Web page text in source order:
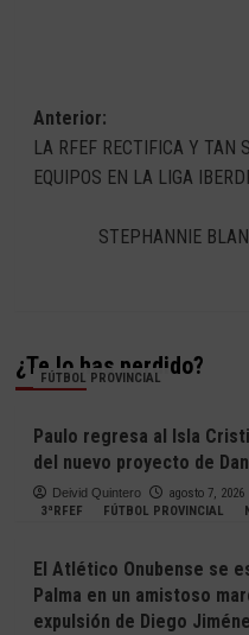
Navegación
de
entradas
Anterior:
LA RFEF RECTIFICA Y TAN
EQUIPOS EN LA LIGA
STEPHANNIE
¿Te lo has perdido?
FÚTBOL PROVINCIAL
Paulo regresa al Isla
del nuevo proyecto de
Deivid Quintero
agosto 7, 2026
3ªRFEF
FÚTBOL PROVINCIAL
El Atlético Onubense se
Palma en un amistoso
expulsión de Diego